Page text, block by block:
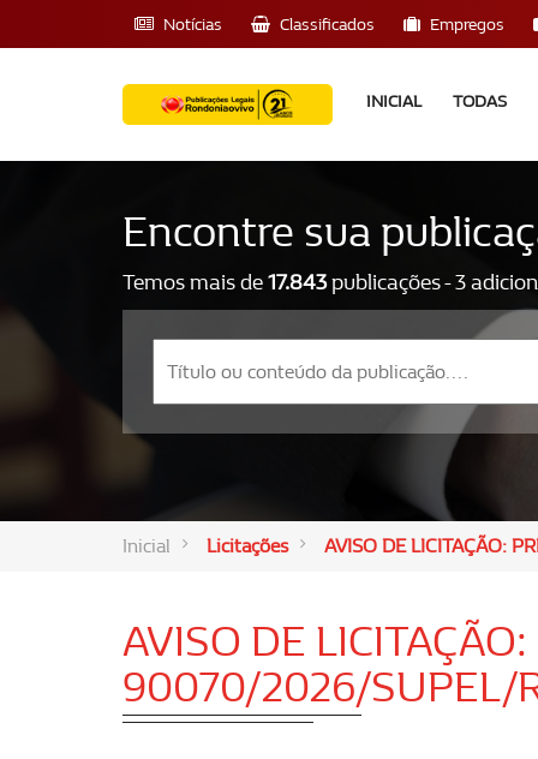
Notícias Classificados Empregos
INICIAL TODAS
Encontre sua
Temos mais de17.843publicações - 3
Inicial Licitações AVISO DE LICITAÇÃO:
AVISO DE
90070/2026/SUPEL/